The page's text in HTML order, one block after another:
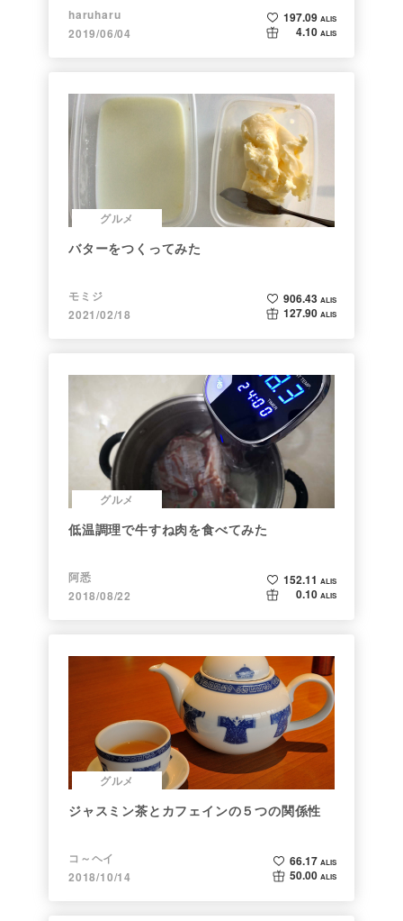
haruharu
2019/06/04
197.09 ALIS
4.10 ALIS
グルメ
バターをつくってみた
モミジ
2021/02/18
906.43 ALIS
127.90 ALIS
グルメ
低温調理で牛すね肉を食べてみた
阿悉
2018/08/22
152.11 ALIS
0.10 ALIS
グルメ
ジャスミン茶とカフェインの５つの関係性
コ～ヘイ
2018/10/14
66.17 ALIS
50.00 ALIS